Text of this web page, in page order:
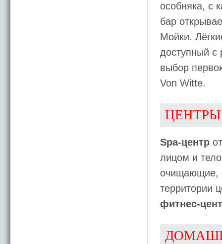
особняка, с
бар
Мойки.
доступный с
выбор
Von Witte.
Spa-центр
лицом и
очищающие,
территории
фитнес-